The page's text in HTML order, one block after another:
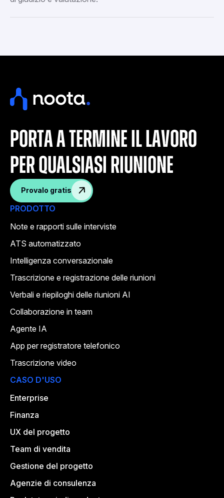
porta a termine il lavoro
per qualsiasi riunione
Provalo gratis
PRODOTTO
Note e rapporti sulle interviste
ATS automatizzato
Intelligenza conversazionale
Trascrizione e registrazione delle riunioni
Verbali e riepiloghi delle riunioni AI
Collaborazione in team
Agente IA
App per registratore telefonico
Trascrizione video
CASO D'USO
Enterprise
Finanza
UX del progetto
Team di vendita
Gestione del progetto
Agenzie di consulenza